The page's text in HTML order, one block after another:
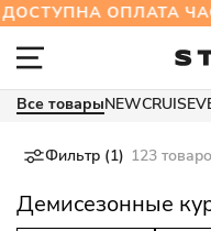
ОПЛАТА
Все товарыNEWCRUISE
Фильтр (1) 123
Демисезонные